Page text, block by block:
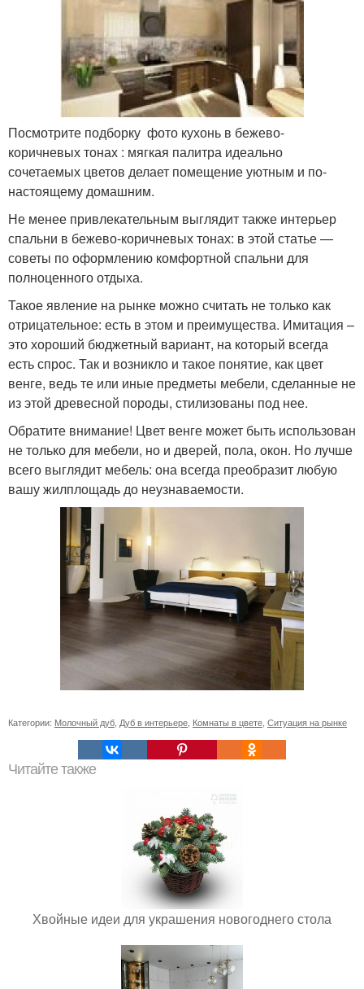
Посмотрите подборку фото кухонь в бежево-
коричневых тонах : мягкая палитра идеально
сочетаемых цветов делает помещение уютным и по-
настоящему домашним.
Не менее привлекательным выглядит также интерьер
спальни в бежево-коричневых тонах: в этой статье —
советы по оформлению комфортной спальни для
полноценного отдыха.
Такое явление на рынке можно считать не только как
отрицательное: есть в этом и преимущества. Имитация –
это хороший бюджетный вариант, на который всегда
есть спрос. Так и возникло и такое понятие, как цвет
венге, ведь те или иные предметы мебели, сделанные не
из этой древесной породы, стилизованы под нее.
Обратите внимание! Цвет венге может быть использован
не только для мебели, но и дверей, пола, окон. Но лучше
всего выглядит мебель: она всегда преобразит любую
вашу жилплощадь до неузнаваемости.
Категории: Молочный дуб Дуб в интерьере Комнаты в цвете Ситуация на рынке
Читайте также
Хвойные идеи для украшения новогоднего стола